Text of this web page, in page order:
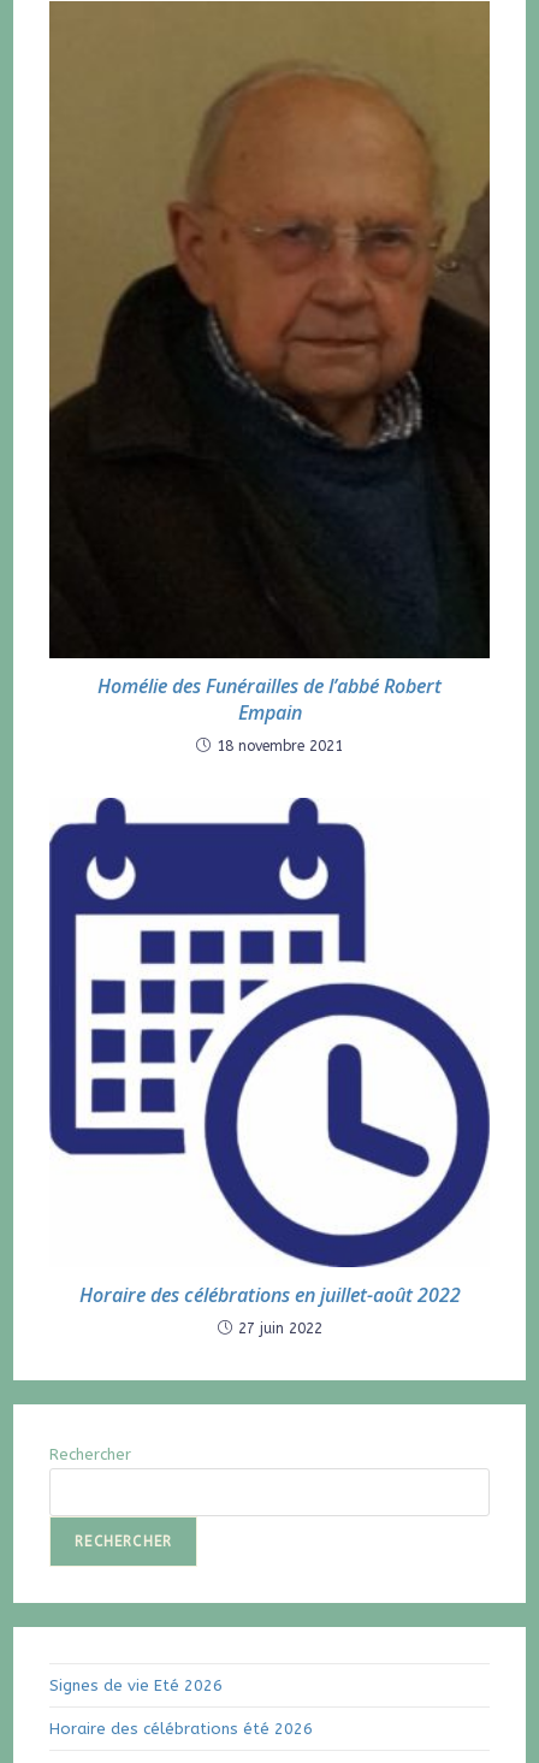
Homélie des Funérailles de l’abbé Robert
Empain
18 novembre 2021
Horaire des célébrations en juillet-août 2022
27 juin 2022
Rechercher
RECHERCHER
Signes de vie Eté 2026
Horaire des célébrations été 2026